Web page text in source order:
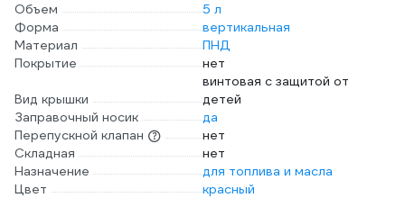
Объем
5 л
Форма
вертикальная
Материал
ПНД
Покрытие
нет
Вид крышки
винтовая с защитой от
детей
Заправочный носик
да
Перепускной клапан
нет
Складная
нет
Назначение
для топлива и масла
Цвет
красный